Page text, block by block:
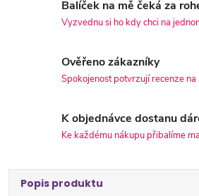
Balíček na mě čeká za
Vyzvednu si ho kdy chci na
Ověřeno zákazníky
Spokojenost potvrzují recenze na
K objednávce dostanu
Ke každému nákupu přibalíme
Popis produktu